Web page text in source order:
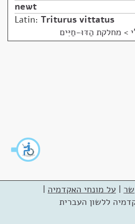
newt
Latin: Triturus vittatus
> מחלקת הַדּוּ-חַיִּים
| על מונחי האקדמיה |
ללשון העברית